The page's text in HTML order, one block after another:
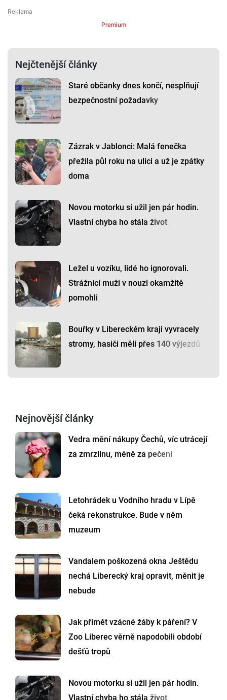
Premium
Nejčtenější články
Staré občanky dnes končí, nesplňují
bezpečnostní požadavky
Zázrak v Jablonci: Malá fenečka
přežila půl roku na ulici a už je zpátky
doma
Novou motorku si užil jen pár hodin.
Vlastní chyba ho stála život
Ležel u vozíku, lidé ho ignorovali.
Strážníci muži v nouzi okamžitě
pomohli
Bouřky v Libereckém kraji vyvracely
stromy, hasiči měli přes 140 výjezdů
Nejnovější články
Vedra mění nákupy Čechů, víc utrácejí
za zmrzlinu, méně za pečení
Letohrádek u Vodního hradu v Lípě
čeká rekonstrukce. Bude v něm
muzeum
Vandalem poškozená okna Ještědu
nechá Liberecký kraj opravit, měnit je
nebude
Jak přimět vzácné žáby k páření? V
Zoo Liberec věrně napodobili období
dešťů tropů
Novou motorku si užil jen pár hodin.
Vlastní chyba ho stála život